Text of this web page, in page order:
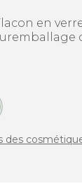
en
des